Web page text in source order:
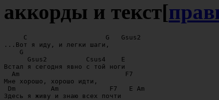
аккорды и текст[
     C                    G   Gsus2
...Вот я иду, и легки шаги,
    G
      Gsus2          Csus4    E
Встал я сегодня явно с той ноги
  Am                           F7
Мне хорошо, хорошо идти,
Dm         Am             F7   E Am
Здесь я живу и знаю всех почти